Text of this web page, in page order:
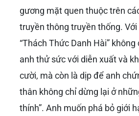
gương mặt quen thuộc trên
truyền thông truyền thống. Với
“Thách Thức Danh Hài”
anh thử sức với diễn xuất và
cười, mà còn là dịp để anh
thân không chỉ dừng lại ở
thính”. Anh muốn phá bỏ giới